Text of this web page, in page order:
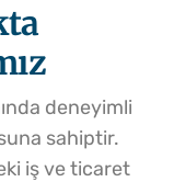
deneyimli
sahiptir.
iş ve ticaret